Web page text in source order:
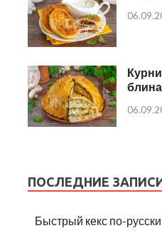
ПОСЛЕДНИЕ
Быстрый кекс по-